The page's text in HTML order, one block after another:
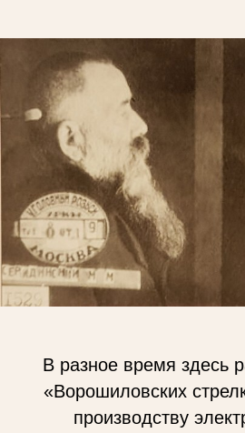
В разное время здесь
«Ворошиловских
производству